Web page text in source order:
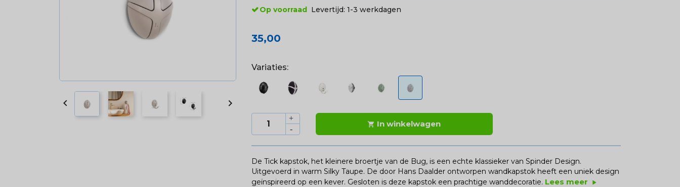
 
Op voorraad Levertijd: 1-3 werkdagen
35,00
Variaties:
 In winkelwagen
De Tick kapstok, het kleinere broertje van de Bug, is een echte klassieker van Spinder Design.
Uitgevoerd in warm Silky Taupe. De door Hans Daalder ontworpen wandkapstok heeft een uniek design
geïnspireerd op een kever. Gesloten is deze kapstok een prachtige wanddecoratie. Lees meer play_arrow